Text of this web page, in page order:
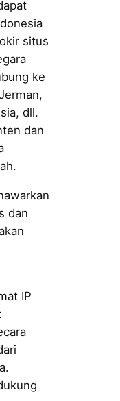
situs
ke
dll.
dan
dan
IP